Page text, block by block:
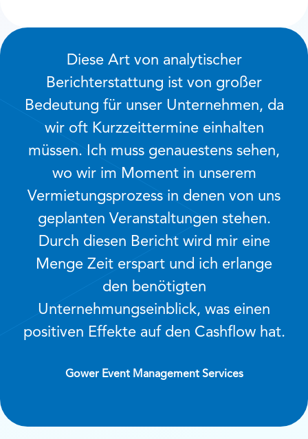
Diese Art von analytischer
Berichterstattung ist von großer
Bedeutung für unser Unternehmen, da
wir oft Kurzzeittermine einhalten
müssen. Ich muss genauestens sehen,
wo wir im Moment in unserem
Vermietungsprozess in denen von uns
geplanten Veranstaltungen stehen.
Durch diesen Bericht wird mir eine
Menge Zeit erspart und ich erlange
den benötigten
Unternehmungseinblick, was einen
positiven Effekte auf den Cashflow hat.
Gower Event Management Services